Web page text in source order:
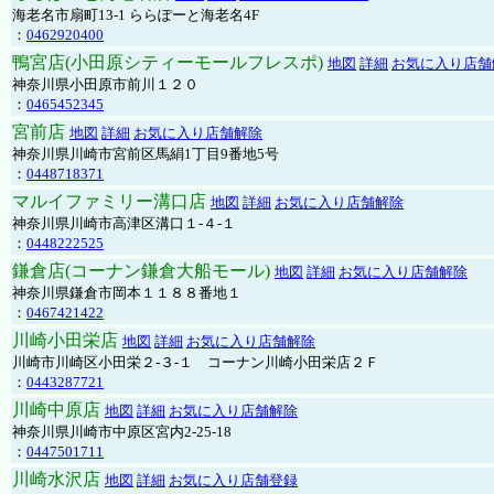
海老名市扇町13-1 ららぽーと海老名4F
： 0462920400
鴨宮店(小田原シティーモールフレスポ) 地図 詳細 お気に入り店
神奈川県小田原市前川１２０
： 0465452345
宮前店 地図 詳細 お気に入り店舗解除
神奈川県川崎市宮前区馬絹1丁目9番地5号
： 0448718371
マルイファミリー溝口店 地図 詳細 お気に入り店舗解除
神奈川県川崎市高津区溝口１-４-１
： 0448222525
鎌倉店(コーナン鎌倉大船モール) 地図 詳細 お気に入り店舗解除
神奈川県鎌倉市岡本１１８８番地１
： 0467421422
川崎小田栄店 地図 詳細 お気に入り店舗解除
川崎市川崎区小田栄２‐３‐１ コーナン川崎小田栄店２Ｆ
： 0443287721
川崎中原店 地図 詳細 お気に入り店舗解除
神奈川県川崎市中原区宮内2-25-18
： 0447501711
川崎水沢店 地図 詳細 お気に入り店舗登録